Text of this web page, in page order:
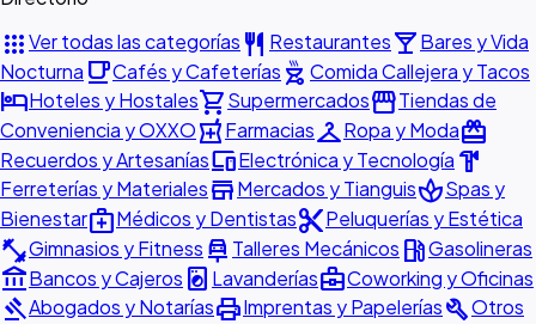
appsVer todas las categorías restaurant Restauranteslocal_barBares y Vida
Nocturna local_cafeCafés y Cafeterías outdoor_grill Comida Callejera y Tacos
hotelHoteles y Hostalesshopping_cartSupermercadosstorefrontTiendas de
Conveniencia y OXXOlocal_pharmacyFarmaciascheckroomRopa y Modaredeem
Recuerdos y ArtesaníasdevicesElectrónica y Tecnología hardware
Ferreterías y MaterialesstoreMercados y TianguisspaSpas y
Bienestarmedical_servicesMédicos y Dentistascontent_cutPeluquerías y Estética
fitness_centerGimnasios y Fitness car_repair Talleres Mecánicos local_gas_stationGasolineras
account_balanceBancos y Cajeros local_laundry_service Lavanderíasbusiness_centerCoworking y Oficinas
gavelAbogados y NotaríasprintImprentas y PapeleríasbuildOtros